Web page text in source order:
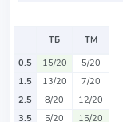
ТБ
ТМ
0.5
15/20
5/20
1.5
13/20
7/20
2.5
8/20
12/20
3.5
5/20
15/20